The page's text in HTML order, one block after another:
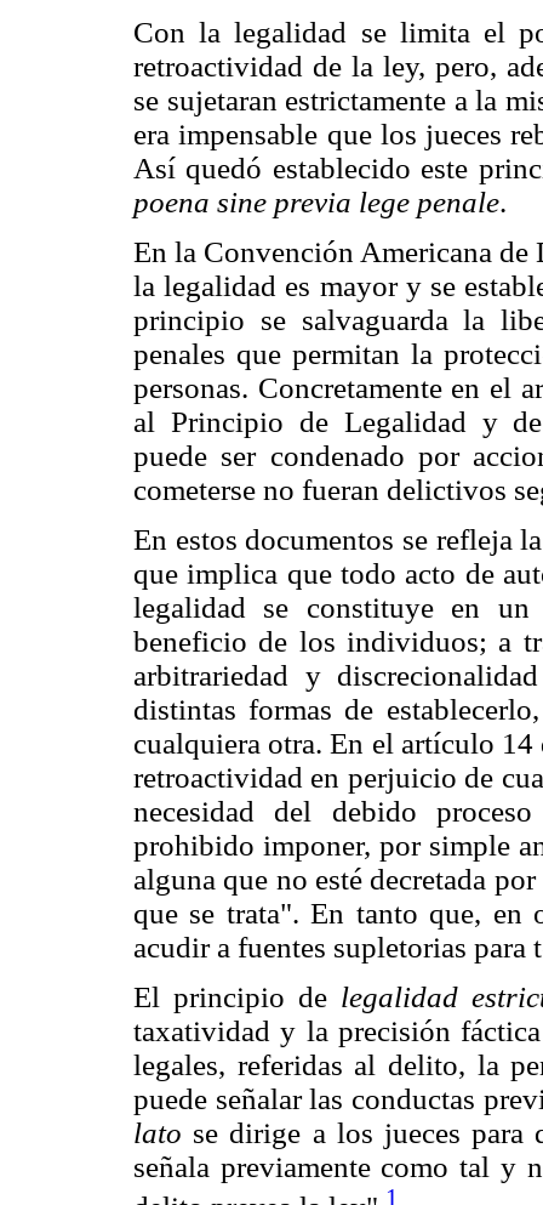
Con la legalidad se limita el
retroactividad de la ley, pero,
se sujetaran estrictamente a la
era impensable que los jueces
Así quedó establecido este
poena sine previa lege penale.
En la Convención Americana
la legalidad es mayor y se
principio se salvaguarda la
penales que permitan la
personas. Concretamente en el
al Principio de Legalidad y
puede ser condenado por
cometerse no fueran delictivos
En estos documentos se refleja
que implica que todo acto de
legalidad se constituye en
beneficio de los individuos; a
arbitrariedad y
distintas formas de
cualquiera otra. En el artículo
retroactividad en perjuicio de
necesidad del debido
prohibido imponer, por simple
alguna que no esté decretada
que se trata". En tanto que, en
acudir a fuentes supletorias
El principio de legalidad
taxatividad y la precisión
legales, referidas al delito, la
puede señalar las conductas
lato se dirige a los jueces
señala previamente como tal y
1